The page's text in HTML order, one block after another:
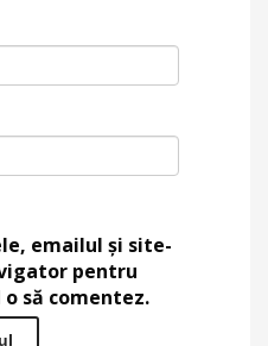
emailul și site-
pentru
să comentez.